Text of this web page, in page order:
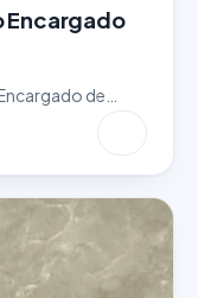
Encargado
de
eficiente y